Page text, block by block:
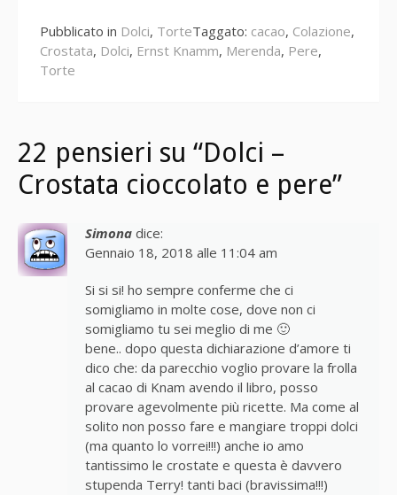
Pubblicato in Dolci, TorteTaggato: cacao, Colazione,
Crostata, Dolci, Ernst Knamm, Merenda, Pere,
Torte
22 pensieri su “Dolci –
Crostata cioccolato e pere”
Simona dice:
Gennaio 18, 2018 alle 11:04 am
Si si si! ho sempre conferme che ci
somigliamo in molte cose, dove non ci
somigliamo tu sei meglio di me 🙂
bene.. dopo questa dichiarazione d’amore ti
dico che: da parecchio voglio provare la frolla
al cacao di Knam avendo il libro, posso
provare agevolmente più ricette. Ma come al
solito non posso fare e mangiare troppi dolci
(ma quanto lo vorrei!!!) anche io amo
tantissimo le crostate e questa è davvero
stupenda Terry! tanti baci (bravissima!!!)